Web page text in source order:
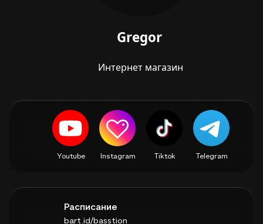
Gregor
Интернет магазин
Youtube Instagram Tiktok Telegram
Расписание
bart.id/basstion